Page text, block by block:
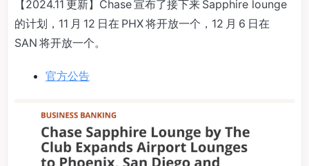
【2024.11 更新】Chase 宣布了接下来 Sapphire lounge
的计划，11 月 12 日在 PHX 将开放一个，12 月 6 日在
SAN 将开放一个。
官方公告